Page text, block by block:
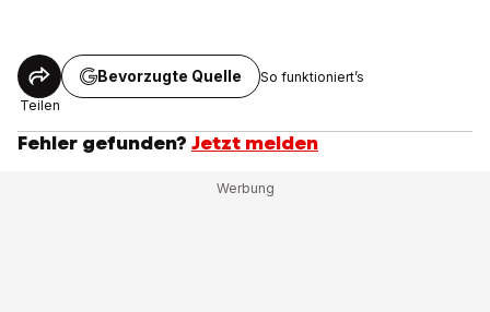
Teilen
Bevorzugte Quelle So funktioniert’s
Fehler gefunden? Jetzt melden